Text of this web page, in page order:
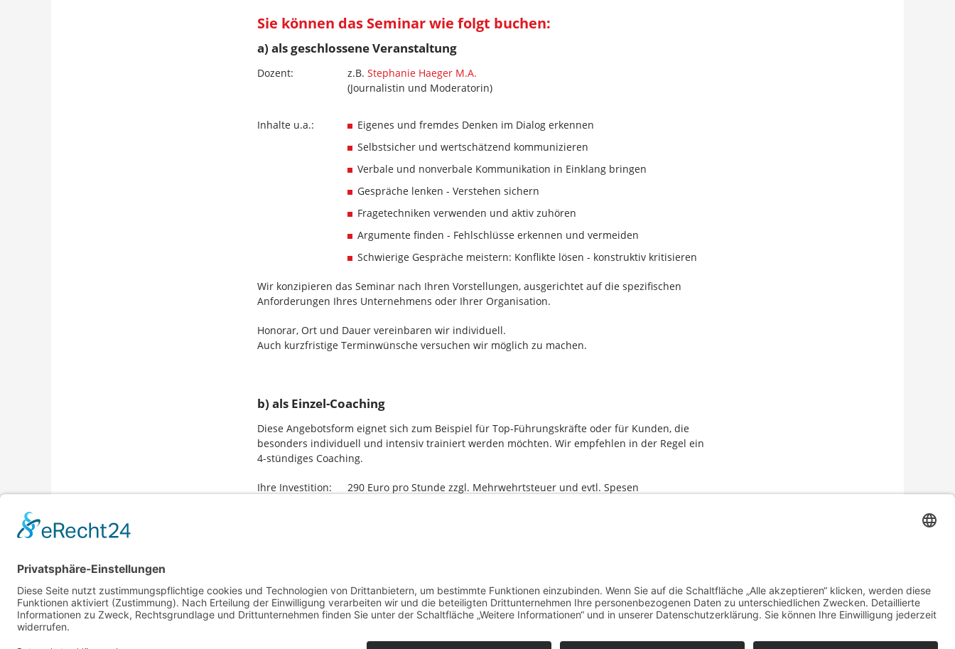
Sie können das Seminar wie folgt buchen:
a) als geschlossene Veranstaltung
Dozent: z.B. Stephanie Haeger M.A.
(Journalistin und Moderatorin)
Inhalte u.a.:
Eigenes und fremdes Denken im Dialog erkennen
Selbstsicher und wertschätzend kommunizieren
Verbale und nonverbale Kommunikation in Einklang bringen
Gespräche lenken - Verstehen sichern
Fragetechniken verwenden und aktiv zuhören
Argumente finden - Fehlschlüsse erkennen und vermeiden
Schwierige Gespräche meistern: Konflikte lösen - konstruktiv kritisieren
Wir konzipieren das Seminar nach Ihren Vorstellungen, ausgerichtet auf die spezifischen
Anforderungen Ihres Unternehmens oder Ihrer Organisation.
Honorar, Ort und Dauer vereinbaren wir individuell.
Auch kurzfristige Terminwünsche versuchen wir möglich zu machen.
b) als Einzel-Coaching
Diese Angebotsform eignet sich zum Beispiel für Top-Führungskräfte oder für Kunden, die
besonders individuell und intensiv trainiert werden möchten. Wir empfehlen in der Regel ein
4-stündiges Coaching.
Ihre Investition: 290 Euro pro Stunde zzgl. Mehrwehrtsteuer und evtl. Spesen
»Ein hervorragendes Seminar. Die Trainerin kennt viele gute Tipps!«